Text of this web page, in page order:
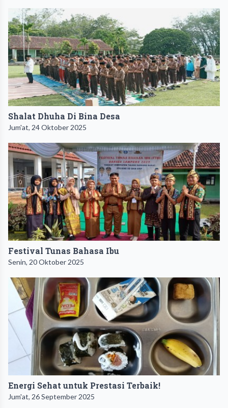
Shalat Dhuha Di Bina Desa
Jum'at, 24 Oktober 2025
Festival Tunas Bahasa Ibu
Senin, 20 Oktober 2025
Energi Sehat untuk Prestasi Terbaik!
Jum'at, 26 September 2025